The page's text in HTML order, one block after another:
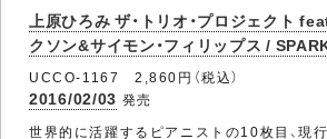
上原ひろみ ザ・トリオ・プロジェクト
クソン&サイモン・フィリップス /
UCCO-1167 2,860円（税込）
2016/02/03 発売
世界的に活躍するピアニストの10枚目、現